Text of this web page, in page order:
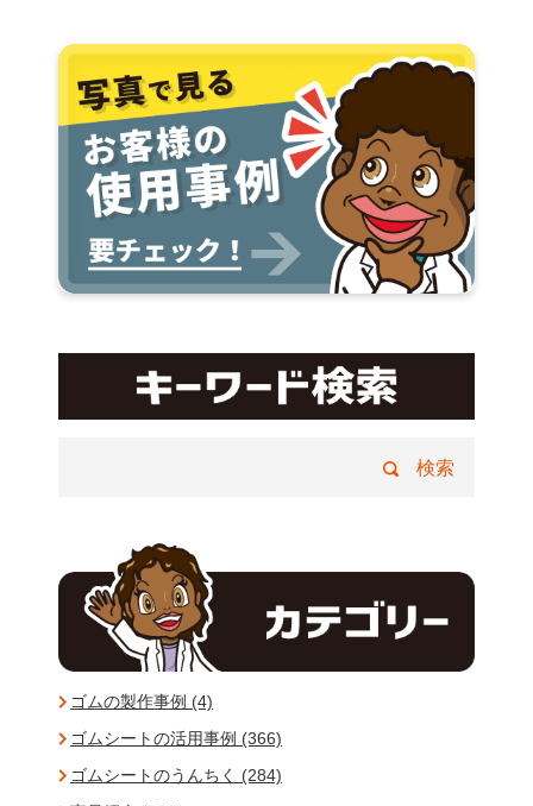
ゴムの製作事例 (4)
ゴムシートの活用事例 (366)
ゴムシートのうんちく (284)